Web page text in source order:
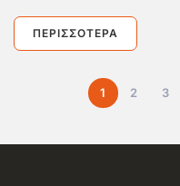
ΠΕΡΙΣΣΌΤΕΡΑ
1 2 3